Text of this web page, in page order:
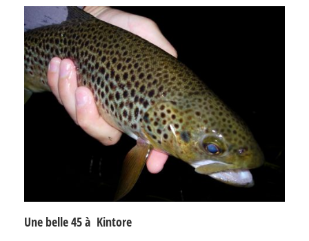
Une belle 45 à Kintore